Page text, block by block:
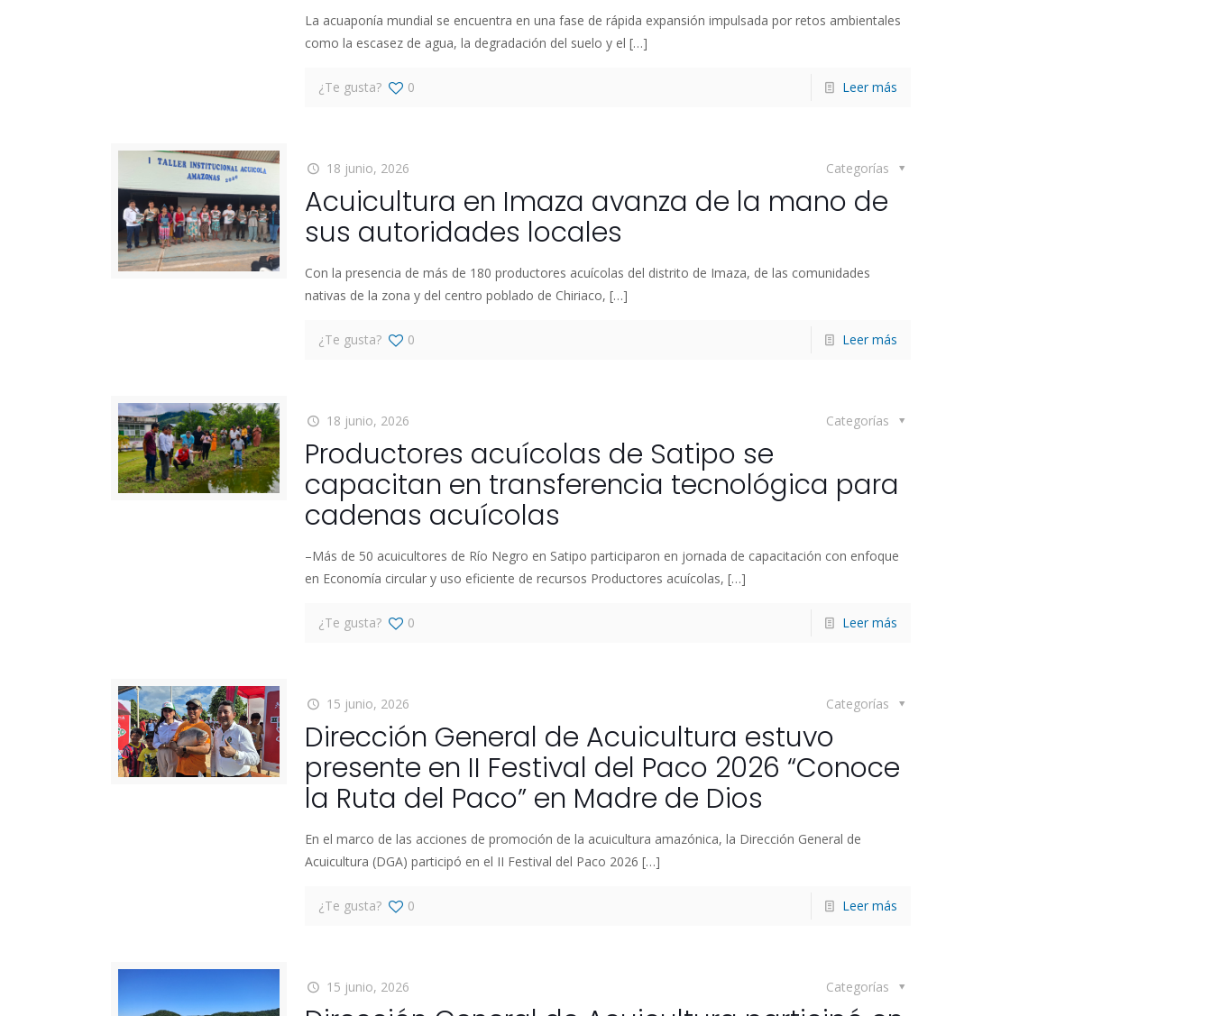
La acuaponía mundial se encuentra en una fase de rápida expansión impulsada por retos ambientales
como la escasez de agua, la degradación del suelo y el […]
¿Te gusta? 0 Leer más
18 junio, 2026 Categorías
Acuicultura en Imaza avanza de la mano de
sus autoridades locales
Con la presencia de más de 180 productores acuícolas del distrito de Imaza, de las comunidades
nativas de la zona y del centro poblado de Chiriaco, […]
¿Te gusta? 0 Leer más
18 junio, 2026 Categorías
Productores acuícolas de Satipo se
capacitan en transferencia tecnológica para
cadenas acuícolas
–Más de 50 acuicultores de Río Negro en Satipo participaron en jornada de capacitación con enfoque
en Economía circular y uso eficiente de recursos Productores acuícolas, […]
¿Te gusta? 0 Leer más
15 junio, 2026 Categorías
Dirección General de Acuicultura estuvo
presente en II Festival del Paco 2026 “Conoce
la Ruta del Paco” en Madre de Dios
En el marco de las acciones de promoción de la acuicultura amazónica, la Dirección General de
Acuicultura (DGA) participó en el II Festival del Paco 2026 […]
¿Te gusta? 0 Leer más
15 junio, 2026 Categorías